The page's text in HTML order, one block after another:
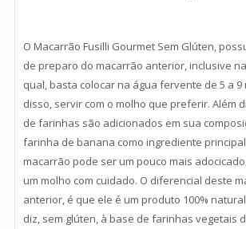
O Macarrão Fusilli Gourmet Sem Glúten,
de preparo do macarrão anterior, inclusive
qual, basta colocar na água fervente de 5 a
disso, servir com o molho que preferir. Além
de farinhas são adicionados em sua
farinha de banana como ingrediente
macarrão pode ser um pouco mais
um molho com cuidado. O diferencial deste
anterior, é que ele é um produto 100%
diz, sem glúten, à base de farinhas vegetais